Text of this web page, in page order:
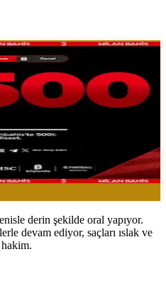
derin şekilde oral yapıyor.
devam ediyor, saçları ıslak ve
hakim.